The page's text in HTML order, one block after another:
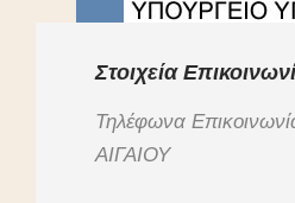
Στοιχεία
Τηλέφωνα
ΑΙΓΑΙΟΥ